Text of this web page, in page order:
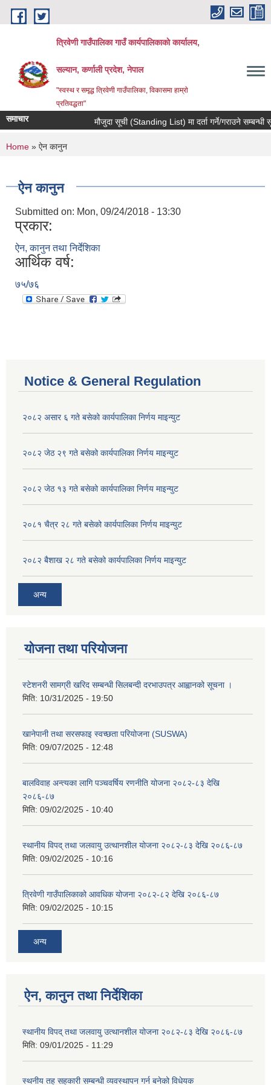
Skip to main content
त्रिवेणी गाउँपालिका गाउँ कार्यपालिकाकाे कार्यालय,
सल्यान, कर्णाली प्रदेश, नेपाल
"स्वस्थ र समृद्ध त्रिवेणी गाउँपालिका, विकासमा हाम्राे
प्रतिवद्धता"
समाचार मौजुदा सूची (Standing List) मा दर्ता गर्ने/गराउने सम्बन्धी
You are here
Home » ऐन कानुन
ऐन कानुन
Submitted on: Mon, 09/24/2018 - 13:30
प्रकार:
ऐन, कानुन तथा निर्देशिका
आर्थिक वर्ष:
७५/७६
Notice & General Regulation
२०८२ असार ६ गते बसेको कार्यपालिका निर्णय माइन्युट
२०८२ जेठ २९ गते बसेको कार्यपालिका निर्णय माइन्युट
२०८२ जेठ १३ गते बसेको कार्यपालिका निर्णय माइन्युट
२०८१ चैत्र २८ गते बसेको कार्यपालिका निर्णय माइन्युट
२०८२ बैशाख २८ गते बसेको कार्यपालिका निर्णय माइन्युट
अन्य
योजना तथा परियोजना
स्टेशनरी सामग्री खरिद सम्बन्धी सिलबन्दी दरभाउपत्र आह्वानको सूचना ।
मिति: 10/31/2025 - 19:50
खानेपानी तथा सरसफाइ स्वच्छता परियोजना (SUSWA)
मिति: 09/07/2025 - 12:48
बालविवाह अन्त्यका लागि पञ्चवर्षिय रणनीति योजना २०८२-८३ देखि
२०८६-८७
मिति: 09/02/2025 - 10:40
स्थानीय विपद् तथा जलवायु उत्थानशील योजना २०८२-८३ देखि २०८६-८७
मिति: 09/02/2025 - 10:16
त्रिवेणी गाउँपालिकाको आवधिक योजना २०८२-८२ देखि २०८६-८७
मिति: 09/02/2025 - 10:15
अन्य
ऐन, कानुन तथा निर्देशिका
स्थानीय विपद् तथा जलवायु उत्थानशील योजना २०८२-८३ देखि २०८६-८७
मिति: 09/01/2025 - 11:29
स्थनीय तह सहकारी सम्बन्धी व्यवस्थापन गर्न बनेको विधेयक